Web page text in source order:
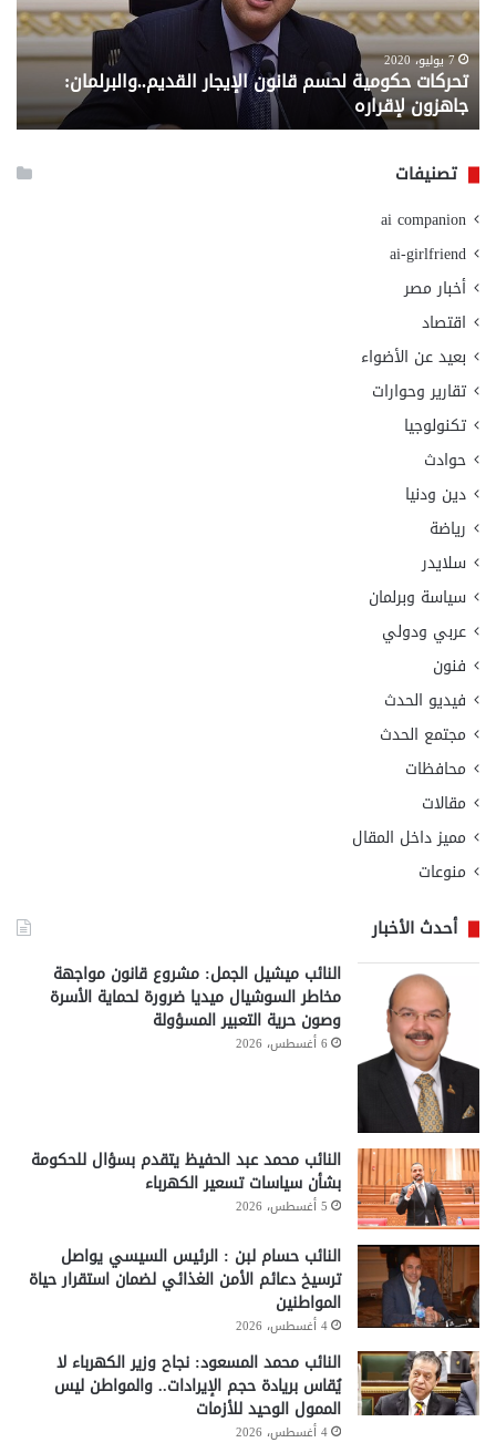
القديم..والبرلمان:
جاهزون
لإقراره
7 يوليو، 2020
تحركات حكومية لحسم قانون الإيجار القديم..والبرلمان:
جاهزون لإقراره
من
تصنيفات
ai companion
ai-girlfriend
أخبار مصر
اقتصاد
بعيد عن الأضواء
تقارير وحوارات
تكنولوجيا
حوادث
دين ودنيا
رياضة
سلايدر
سياسة وبرلمان
عربي ودولي
فنون
فيديو الحدث
مجتمع الحدث
محافظات
مقالات
مميز داخل المقال
منوعات
أحدث الأخبار
النائب ميشيل الجمل: مشروع قانون مواجهة
مخاطر السوشيال ميديا ضرورة لحماية الأسرة
وصون حرية التعبير المسؤولة
6 أغسطس، 2026
النائب محمد عبد الحفيظ يتقدم بسؤال للحكومة
بشأن سياسات تسعير الكهرباء
5 أغسطس، 2026
النائب حسام لبن : الرئيس السيسي يواصل
ترسيخ دعائم الأمن الغذائي لضمان استقرار حياة
المواطنين
4 أغسطس، 2026
النائب محمد المسعود: نجاح وزير الكهرباء لا
يُقاس بريادة حجم الإيرادات.. والمواطن ليس
الممول الوحيد للأزمات
4 أغسطس، 2026